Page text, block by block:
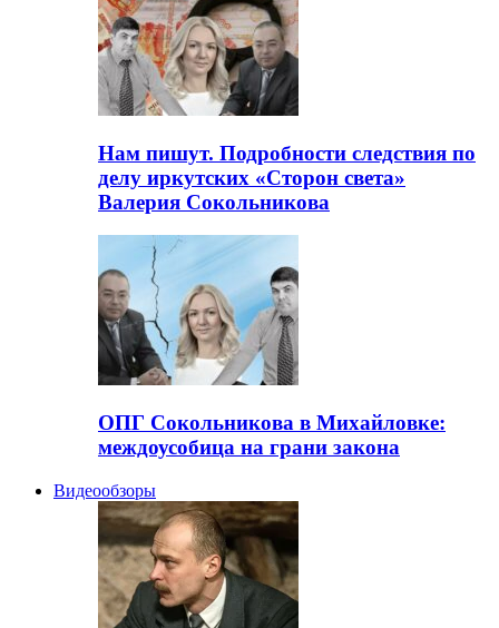
Нам пишут. Подробности следствия по
делу иркутских «Сторон света»
Валерия Сокольникова
ОПГ Сокольникова в Михайловке:
междоусобица на грани закона
Видеообзоры